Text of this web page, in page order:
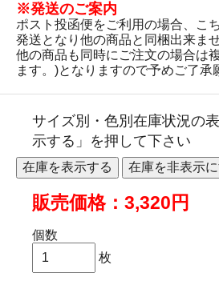
※発送のご案内
ポスト投函便をご利用の場合、こ
発送となり他の商品と同梱出来ませ
他の商品も同時にご注文の場合は
ます。)となりますので予めご了承
サイズ別・色別在庫状況の
示する」を押して下さい
販売価格：3,320円
個数
枚